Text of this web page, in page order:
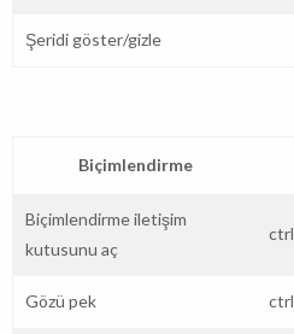
Şeridi göster/gizle
Biçimlendirme
Biçimlendirme iletişim
kutusunu aç
ctrl
Gözü pek ctrl